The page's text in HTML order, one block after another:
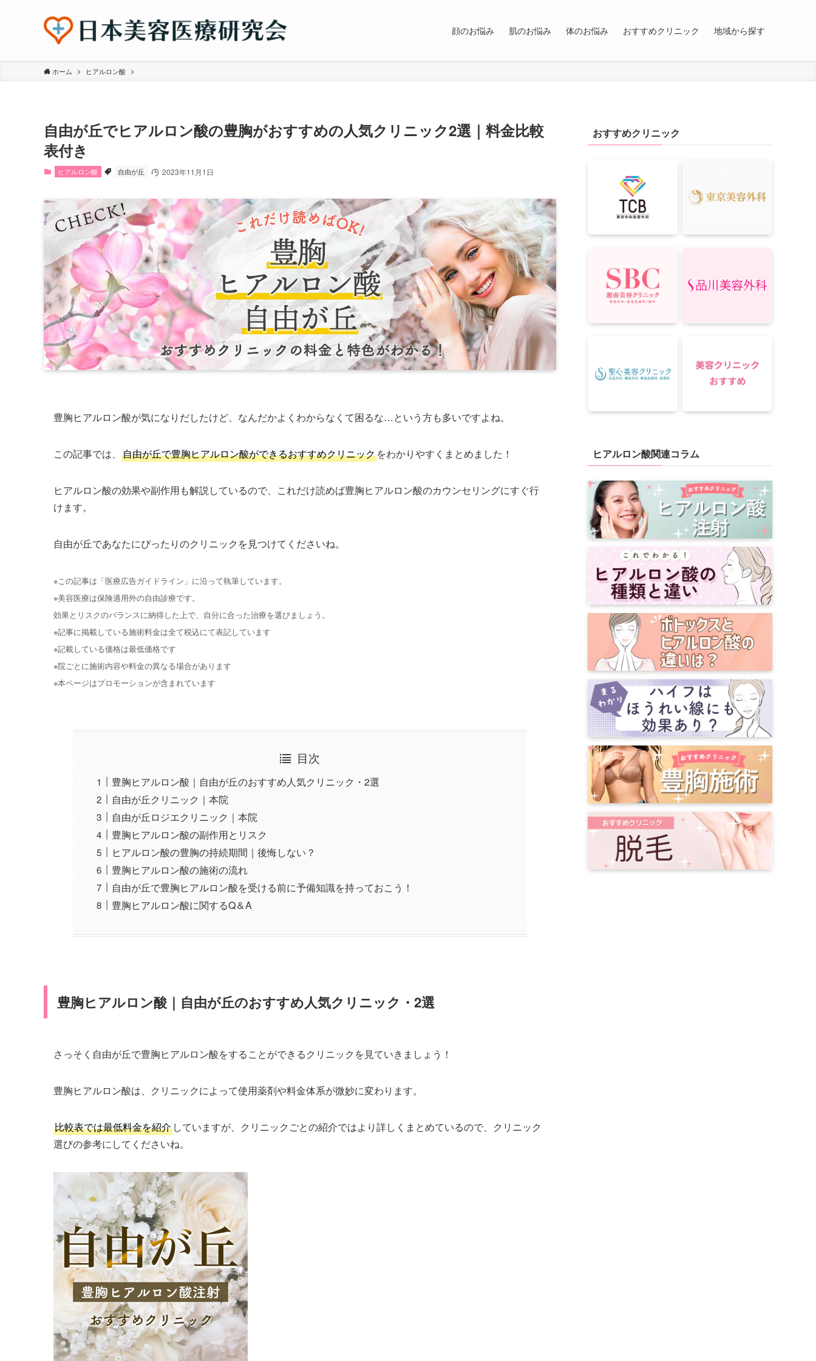
顔のお悩み 肌のお悩み 体のお悩み おすすめクリニック 地域から探す
ホーム ヒアルロン酸
自由が丘でヒアルロン酸の豊胸がおすすめの人気クリニック2選｜料金比較
表付き
ヒアルロン酸 自由が丘 2023年11月1日
豊胸ヒアルロン酸が気になりだしたけど、なんだかよくわからなくて困るな…という方も多いですよね。
この記事では、 自由が丘で豊胸ヒアルロン酸ができるおすすめクリニックをわかりやすくまとめました！
ヒアルロン酸の効果や副作用も解説しているので、これだけ読めば豊胸ヒアルロン酸のカウンセリングにすぐ行
けます。
自由が丘であなたにぴったりのクリニックを見つけてくださいね。
※この記事は「医療広告ガイドライン」に沿って執筆しています。
※美容医療は保険適用外の自由診療です。
効果とリスクのバランスに納得した上で、自分に合った治療を選びましょう。
※記事に掲載している施術料金は全て税込にて表記しています
※記載している価格は最低価格です
※院ごとに施術内容や料金の異なる場合があります
※本ページはプロモーションが含まれています
目次
豊胸ヒアルロン酸｜自由が丘のおすすめ人気クリニック・2選
自由が丘クリニック｜本院
自由が丘ロジエクリニック｜本院
豊胸ヒアルロン酸の副作用とリスク
ヒアルロン酸の豊胸の持続期間｜後悔しない？
豊胸ヒアルロン酸の施術の流れ
自由が丘で豊胸ヒアルロン酸を受ける前に予備知識を持っておこう！
豊胸ヒアルロン酸に関するQ＆A
豊胸ヒアルロン酸｜自由が丘のおすすめ人気クリニック・2選
さっそく自由が丘で豊胸ヒアルロン酸をすることができるクリニックを見ていきましょう！
豊胸ヒアルロン酸は、クリニックによって使用薬剤や料金体系が微妙に変わります。
比較表では最低料金を紹介 していますが、クリニックごとの紹介ではより詳しくまとめているので、クリニック
選びの参考にしてくださいね。
おすすめクリニック
ヒアルロン酸関連コラム